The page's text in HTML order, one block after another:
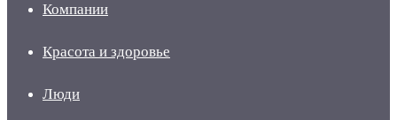
Компании
Красота и здоровье
Люди